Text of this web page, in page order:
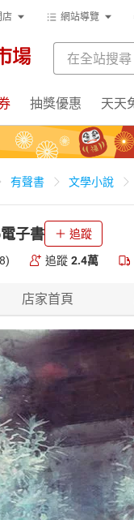
店 網站導覽
抽獎優惠 天天
有聲書 文學小說
子書 追蹤
追蹤 2.4萬
店家首頁